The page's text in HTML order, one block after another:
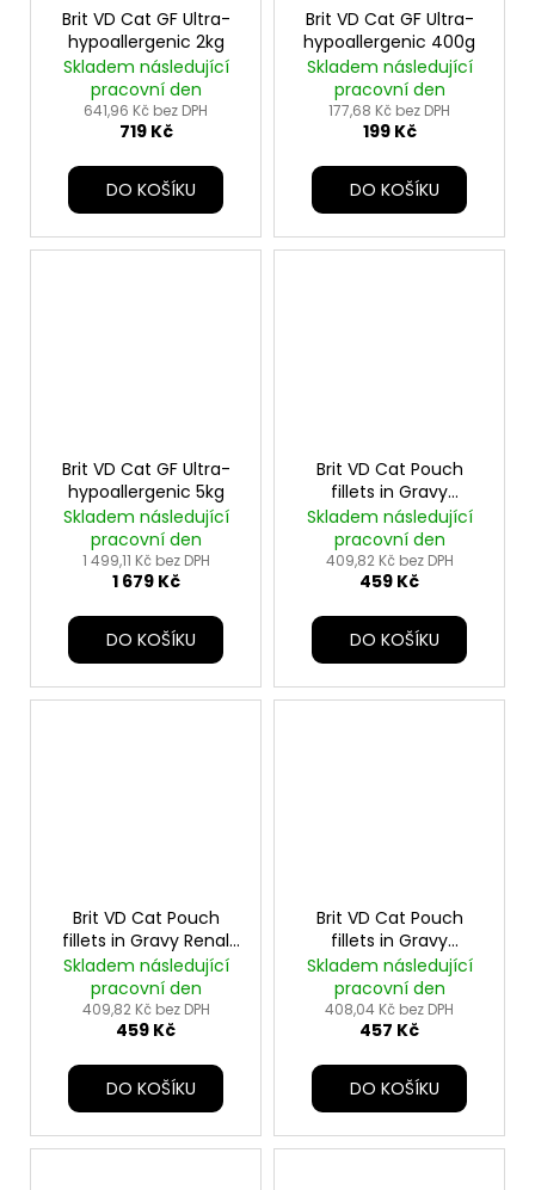
Brit VD Cat GF Ultra-
hypoallergenic 2kg
Skladem následující
pracovní den
641,96 Kč bez DPH
719 Kč
DO KOŠÍKU
Brit VD Cat GF Ultra-
hypoallergenic 400g
Skladem následující
pracovní den
177,68 Kč bez DPH
199 Kč
DO KOŠÍKU
Brit VD Cat GF Ultra-
hypoallergenic 5kg
Skladem následující
pracovní den
1 499,11 Kč bez DPH
1 679 Kč
DO KOŠÍKU
Brit VD Cat Pouch
fillets in Gravy
Recovery 12x85g
Skladem následující
pracovní den
409,82 Kč bez DPH
459 Kč
DO KOŠÍKU
Brit VD Cat Pouch
fillets in Gravy Renal
12x85g
Skladem následující
pracovní den
409,82 Kč bez DPH
459 Kč
DO KOŠÍKU
Brit VD Cat Pouch
fillets in Gravy
Sterilised 12x85g
Skladem následující
pracovní den
408,04 Kč bez DPH
457 Kč
DO KOŠÍKU